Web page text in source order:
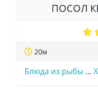
ПОСОЛ
20м
Блюда из рыбы …